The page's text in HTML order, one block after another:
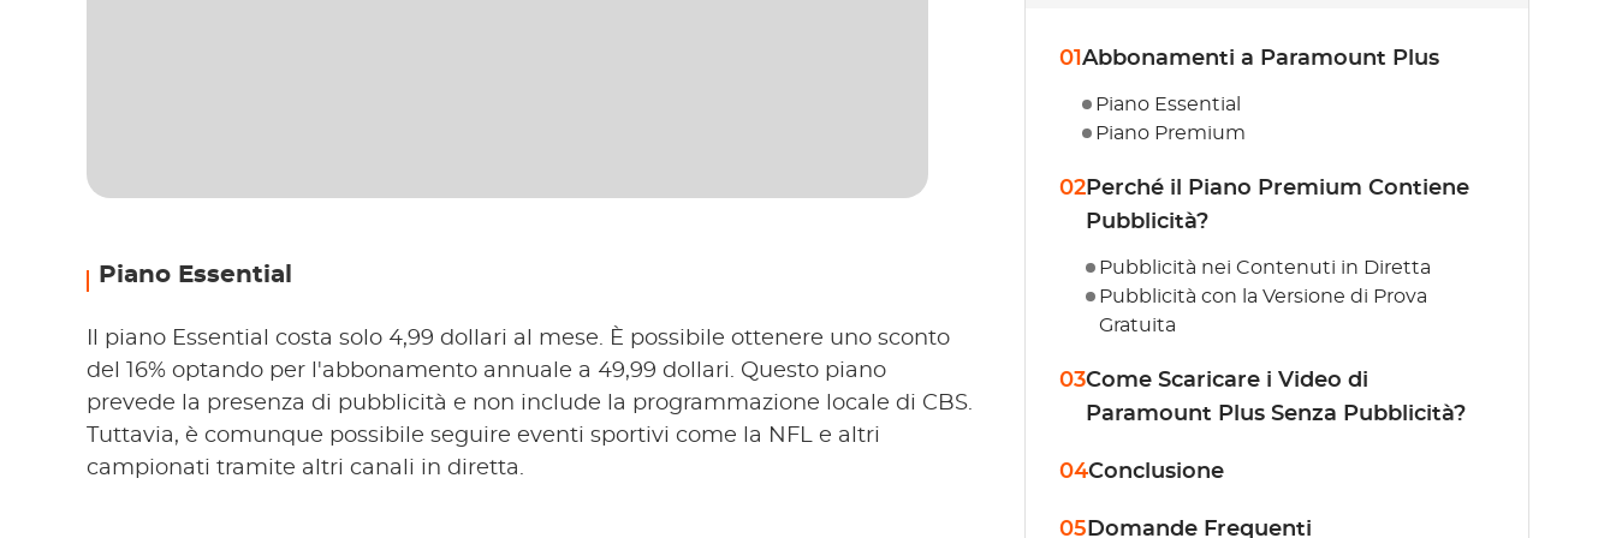
Piano Essential
Il piano Essential costa solo 4,99 dollari al mese. È possibile ottenere uno sconto
del 16% optando per l'abbonamento annuale a 49,99 dollari. Questo piano
prevede la presenza di pubblicità e non include la programmazione locale di CBS.
Tuttavia, è comunque possibile seguire eventi sportivi come la NFL e altri
campionati tramite altri canali in diretta.
01 Abbonamenti a Paramount Plus
Piano Essential
Piano Premium
02 Perché il Piano Premium Contiene
Pubblicità?
Pubblicità nei Contenuti in Diretta
Pubblicità con la Versione di Prova
Gratuita
03Come Scaricare i Video di
Paramount Plus Senza Pubblicità?
04Conclusione
05 Domande Frequenti